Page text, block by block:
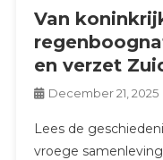
Van
en verzet
December 21, 2025
Lees de
vroege